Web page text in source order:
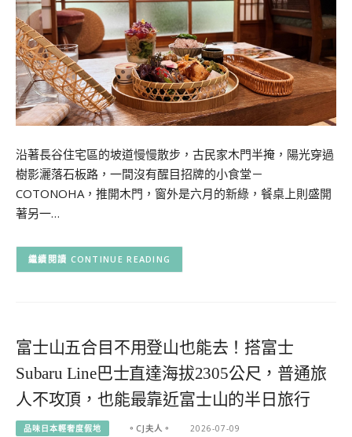
沿著長谷住宅區的坡道慢慢散步，古民家木門半掩，陽光穿過
樹影灑落石板路，一間沒有醒目招牌的小食堂－
COTONOHA，推開木門，窗外是六月的新綠，餐桌上則盛開
著另一…
CONTINUE READING
富士山五合目不用登山也能去！搭富士
Subaru Line巴士直達海拔2305公尺，普通旅
人不攻頂，也能最靠近富士山的半日旅行
品味日本輕奢度假地 。CJ夫人。 2026-07-09